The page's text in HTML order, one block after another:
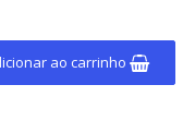
ao carrinho